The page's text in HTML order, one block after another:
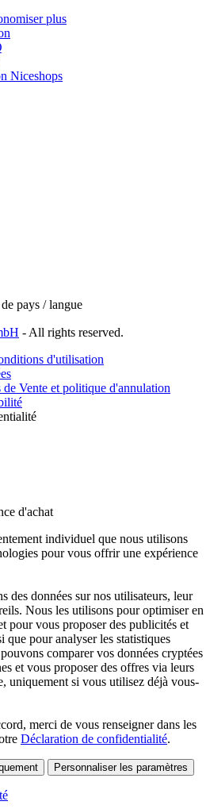
plus
Niceshops
pays / langue
- All rights reserved.
d'utilisation
Vente et politique d'annulation
d'achat
individuel que nous utilisons
pour vous offrir une expérience
des données sur nos utilisateurs, leur
Nous les utilisons pour optimiser en
pour vous proposer des publicités et
que pour analyser les statistiques
comparer vos données cryptées
et vous proposer des offres via leurs
uniquement si vous utilisez déjà vous-
merci de vous renseigner dans les
Déclaration de confidentialité.
Personnaliser les paramètres